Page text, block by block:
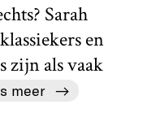
Sarah
en
zijn als vaak
meer